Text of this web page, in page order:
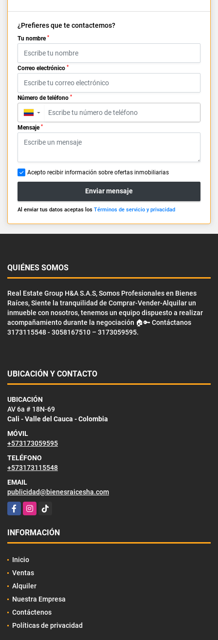
¿Prefieres que te contactemos?
Tu nombre *
Correo electrónico *
Número de teléfono *
▼
Mensaje *
Acepto recibir información sobre ofertas inmobiliarias
Enviar mensaje
Al enviar tus datos aceptas los Términos de servicio y privacidad
QUIÉNES SOMOS
Real Estate Group H&A S.A.S, Somos Profesionales en Bienes
Raíces, Siente la tranquilidad de Comprar-Vender-Alquilar un
inmueble con nosotros, tenemos un equipo dispuesto a realizar
acompañamiento durante la negociación 🏠🔑 Contáctanos
3173115548 - 3058167510 – 3173059595.
UBICACIÓN Y CONTACTO
UBICACIÓN
AV 6a # 18N-69
Cali - Valle del Cauca - Colombia
MÓVIL
+573173059595
TELÉFONO
+573173115548
EMAIL
publicidad@bienesraicesha.com
FacebookInstagram
TikTok
INFORMACIÓN
Inicio
Ventas
Alquiler
Nuestra Empresa
Contáctenos
Políticas de privacidad